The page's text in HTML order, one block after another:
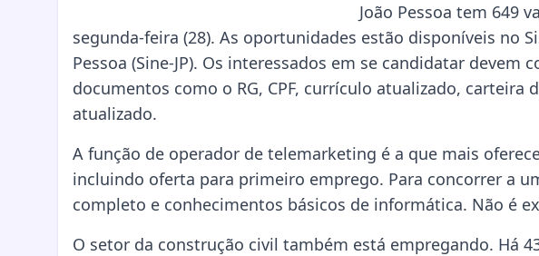
João Pessoa tem 649
segunda-feira (28). As oportunidades estão disponíveis no
Pessoa (Sine-JP). Os interessados em se candidatar devem
documentos como o RG, CPF, currículo atualizado,
atualizado.
A função de operador de telemarketing é a que mais
incluindo oferta para primeiro emprego. Para concorrer a
completo e conhecimentos básicos de informática. Não é
O setor da construção civil também está empregando. Há